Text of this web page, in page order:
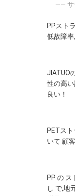
—— サ
PPスト
低故障
JIATUO
性の高
良い！
PETス
いて 顧
PP の ス
し で,地